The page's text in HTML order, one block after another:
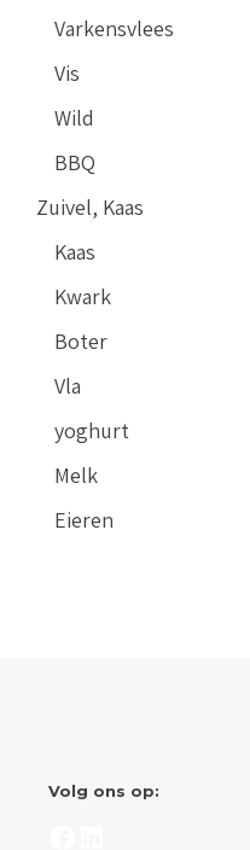
Varkensvlees
Vis
Wild
BBQ
Zuivel, Kaas
Kaas
Kwark
Boter
Vla
yoghurt
Melk
Eieren
Volg ons op: